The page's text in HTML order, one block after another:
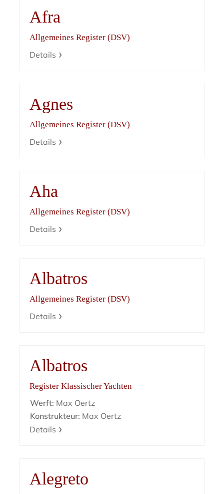
Afra
Allgemeines Register (DSV)
Details
Agnes
Allgemeines Register (DSV)
Details
Aha
Allgemeines Register (DSV)
Details
Albatros
Allgemeines Register (DSV)
Details
Albatros
Register Klassischer Yachten
Werft: Max Oertz
Konstrukteur: Max Oertz
Details
Alegreto